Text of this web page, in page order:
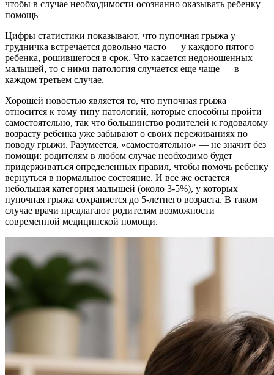
чтобы в случае необходимости осознанно оказывать ребенку
помощь
Цифры статистики показывают, что пупочная грыжа у
грудничка встречается довольно часто — у каждого пятого
ребенка, рошившегося в срок. Что касается недоношенных
малышей, то с ними патология случается еще чаще — в
каждом третьем случае.
Хорошей новостью является то, что пупочная грыжа
относится к тому типу патологий, которые способны пройти
самостоятельно, так что большинство родителей к годовалому
возрасту ребенка уже забывают о своих переживаниях по
поводу грыжи. Разумеется, «самостоятельно» — не значит без
помощи: родителям в любом случае необходимо будет
придерживаться определенных правил, чтобы помочь ребенку
вернуться в нормальное состояние. И все же остается
небольшая категория малышей (около 3-5%), у которых
пупочная грыжа сохраняется до 5-летнего возраста. В таком
случае врачи предлагают родителям возможности
современной медицинской помощи.